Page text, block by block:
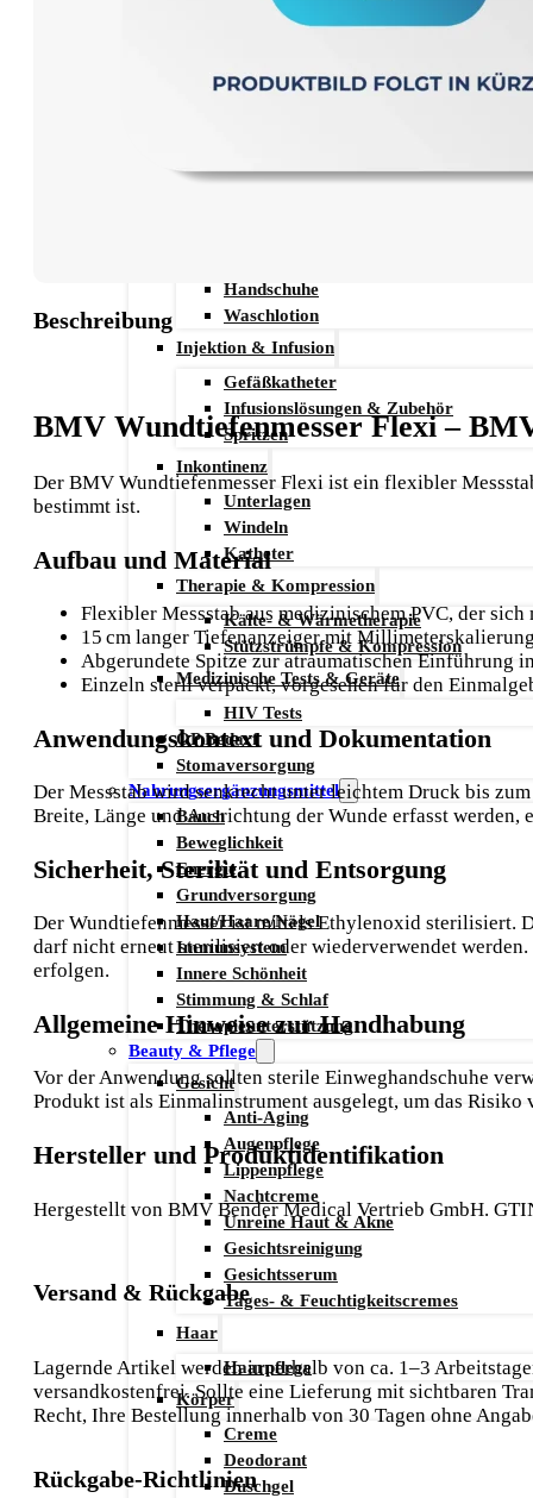
Stechhilfen
Ernährung & Trinkhilfen
Hygiene & Pflege
Handschuhe
Waschlotion
Injektion & Infusion
Gefäßkatheter
Infusionslösungen & Zubehör
Spritzen
Inkontinenz
Unterlagen
Windeln
Katheter
Therapie & Kompression
Kälte- & Wärmetherapie
Stützstrümpfe & Kompression
Medizinische Tests & Geräte
HIV Tests
OP Bedarf
Stomaversorgung
Nahrungsergänzungsmittel
Bauch
Beweglichkeit
Energie
Grundversorgung
Haut/Haare/Nägel
Immunsystem
Innere Schönheit
Stimmung & Schlaf
Therapieunterstützung
Beauty & Pflege
Gesicht
Anti-Aging
Augenpflege
Lippenpflege
Nachtcreme
Unreine Haut & Akne
Gesichtsreinigung
Gesichtsserum
Tages- & Feuchtigkeitscremes
Haar
Haarpflege
Körper
Creme
Deodorant
Duschgel
Beschreibung
BMV Wundtiefenmesser Flexi –
Der BMV Wundtiefenmesser Flexi ist ein flexibler
bestimmt ist.
Aufbau und Material
Flexibler Messstab aus medizinischem PVC, der
15 cm langer Tiefenanzeiger mit
Abgerundete Spitze zur atraumatischen Einführung
Einzeln steril verpackt, vorgesehen für den
Anwendungskontext und Dokumentation
Der Messstab wird senkrecht unter leichtem Druck bis
Breite, Länge und Ausrichtung der Wunde erfasst
Sicherheit, Sterilität und Entsorgung
Der Wundtiefenmesser ist mittels Ethylenoxid sterilisiert.
darf nicht erneut sterilisiert oder wiederverwendet
erfolgen.
Allgemeine Hinweise zur Handhabung
Vor der Anwendung sollten sterile Einweghandschuhe
Produkt ist als Einmalinstrument ausgelegt, um das
Hersteller und Produktidentifikation
Hergestellt von BMV Bender Medical Vertrieb GmbH.
Versand & Rückgabe
Lagernde Artikel werden innerhalb von ca. 1–3
versandkostenfrei. Sollte eine Lieferung mit sichtbaren
Recht, Ihre Bestellung innerhalb von 30 Tagen ohne
Rückgabe-Richtlinien